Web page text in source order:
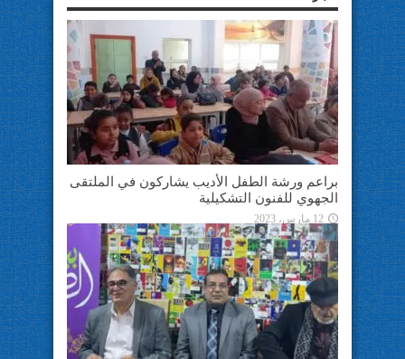
براعم ورشة الطفل الأديب يشاركون في الملتقى
الجهوي للفنون التشكيلية
12 مارس، 2023